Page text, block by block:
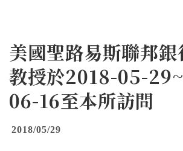
美國聖路易斯聯邦
教授於2018-05-
06-16至本所訪問
2018/05/29